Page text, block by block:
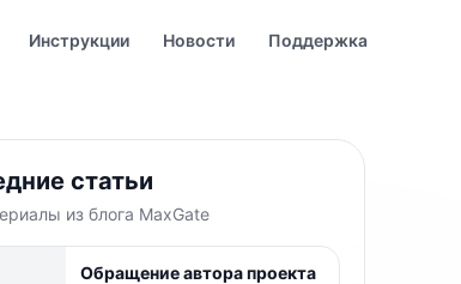
Инструкции Новости Поддержка
статьи
из блога MaxGate
Обращение автора проекта